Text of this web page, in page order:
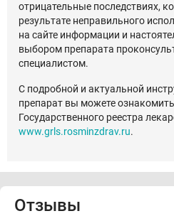
отрицательные последствиях,
результате неправильного
на сайте информации и
выбором препарата
специалистом.
С подробной и актуальной
препарат вы можете
Государственного реестра
www.grls.rosminzdrav.ru.
Отзывы